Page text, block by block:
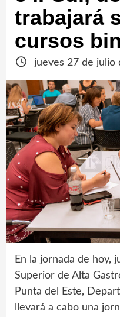
trabajará
cursos
jueves 27 de julio
En la jornada de hoy,
Superior de Alta
Punta del Este,
llevará a cabo una